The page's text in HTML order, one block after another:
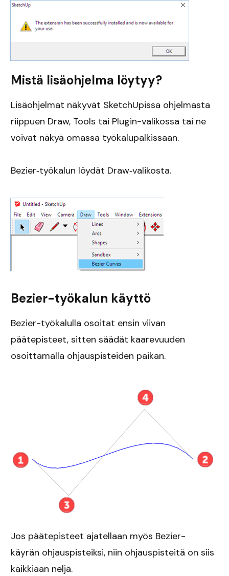
Mistä lisäohjelma löytyy?
Lisäohjelmat näkyvät SketchUpissa ohjelmasta
riippuen Draw, Tools tai Plugin-valikossa tai ne
voivat näkyä omassa työkalupalkissaan.
Bezier‐työkalun löydät Draw‐valikosta.
Bezier-työkalun käyttö
Bezier-työkalulla osoitat ensin viivan
päätepisteet, sitten säädät kaarevuuden
osoittamalla ohjauspisteiden paikan.
Jos päätepisteet ajatellaan myös Bezier-
käyrän ohjauspisteiksi, niin ohjauspisteitä on siis
kaikkiaan neljä.